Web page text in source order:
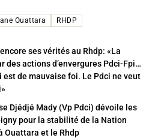
Ouattara RHDP
ses vérités au Rhdp: «La
des actions d’envergures Pdci-Fpi…
est de mauvaise foi. Le Pdci ne veut
Djédjé Mady (Vp Pdci) dévoile les
pour la stabilité de la Nation
Ouattara et le Rhdp